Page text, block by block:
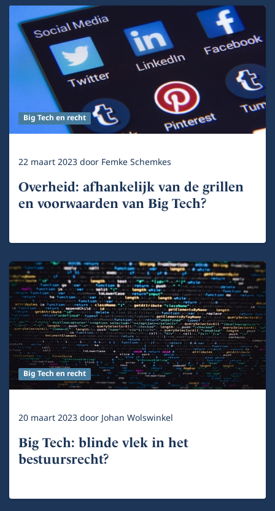
Big Tech en recht
22 maart 2023door Femke Schemkes
Overheid: afhankelijk van de grillen
en voorwaarden van Big Tech?
Big Tech en recht
20 maart 2023doorJohan Wolswinkel
Big Tech: blinde vlek in het
bestuursrecht?